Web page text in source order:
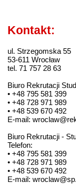
Kontakt:
ul. Strzegomska 55
53-611 Wrocław
tel. 71 757 28 63
Biuro Rekrutacji
• +48 795 581 399
• +48 728 971 989
• +48 539 670 492
E-mail:
Biuro Rekrutacji -
Telefon:
• +48 795 581 399
• +48 728 971 989
• +48 539 670 492
E-mail: